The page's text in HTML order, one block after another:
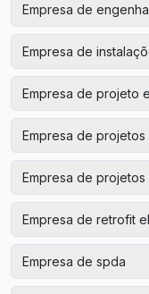
Empresa de
Empresa de
Empresa de projeto
Empresa de
Empresa de
Empresa de retrofit
Empresa de spda